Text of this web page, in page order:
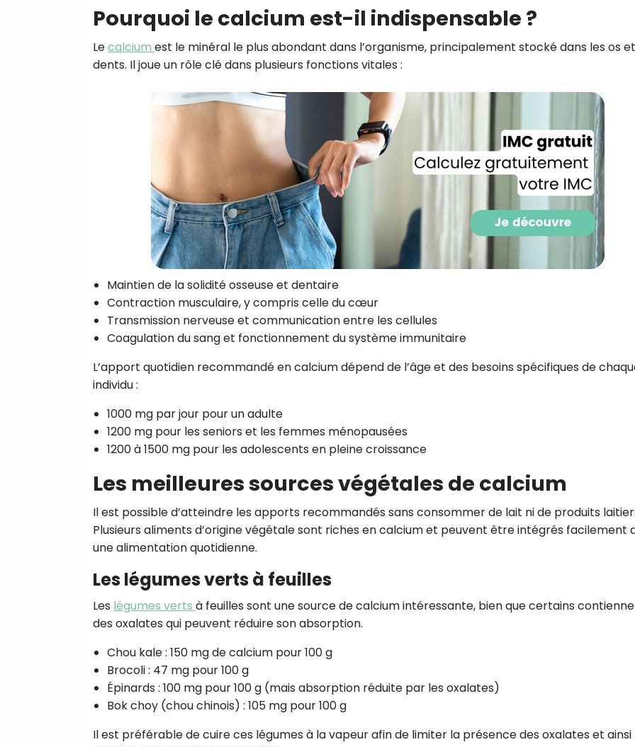
Pourquoi le calcium est-il indispensable ?
Lecalcium est le minéral le plus abondant dans l’organisme, principalement stocké dans les os
dents. Il joue un rôle clé dans plusieurs fonctions vitales :
Maintien de la solidité osseuse et dentaire
Contraction musculaire, y compris celle du cœur
Transmission nerveuse et communication entre les cellules
Coagulation du sang et fonctionnement du système immunitaire
L’apport quotidien recommandé en calcium dépend de l’âge et des besoins spécifiques de
individu :
1000 mg par jour pour un adulte
1200 mg pour les seniors et les femmes ménopausées
1200 à 1500 mg pour les adolescents en pleine croissance
Les meilleures sources végétales de calcium
Il est possible d’atteindre les apports recommandés sans consommer de lait ni de produits
Plusieurs aliments d’origine végétale sont riches en calcium et peuvent être intégrés facilement
une alimentation quotidienne.
Les légumes verts à feuilles
Les légumes verts à feuilles sont une source de calcium intéressante, bien que certains
des oxalates qui peuvent réduire son absorption.
Chou kale : 150 mg de calcium pour 100 g
Brocoli : 47 mg pour 100 g
Épinards : 100 mg pour 100 g (mais absorption réduite par les oxalates)
Bok choy (chou chinois) : 105 mg pour 100 g
Il est préférable de cuire ces légumes à la vapeur afin de limiter la présence des oxalates et ainsi
recettes inédites de
Je consens à ce que la société
Prisma Players analyse le taux
des courriels pour mesurer et
performances des campagnes.
pourrons savoir si vous ouvrez les
l'heure à laquelle vous le faites ainsi
des informations sur le terminal que
utilisez. Pour en savoir plus sur ces
voir notre
politique de confidentialité
personnalisées. Vous pourrez vous désinscrire en
désabonnement intégré dans la newsletter. Pour en